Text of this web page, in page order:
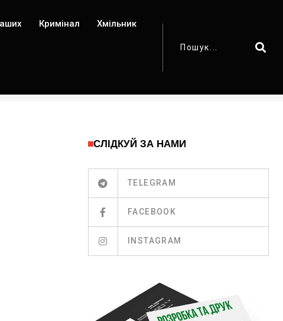
Кримінал Хмільник
СЛІДКУЙ ЗА НАМИ
TELEGRAM
FACEBOOK
INSTAGRAM